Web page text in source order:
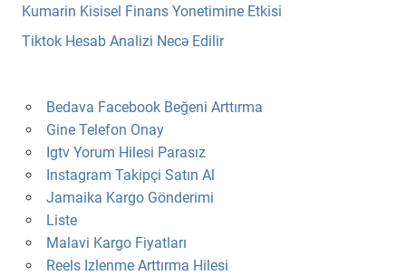
Kumarin Kisisel Finans Yonetimine Etkisi
Tiktok Hesab Analizi Necə Edilir
Bedava Facebook Beğeni Arttırma
Gine Telefon Onay
Igtv Yorum Hilesi Parasız
Instagram Takipçi Satın Al
Jamaika Kargo Gönderimi
Liste
Malavi Kargo Fiyatları
Reels Izlenme Arttırma Hilesi